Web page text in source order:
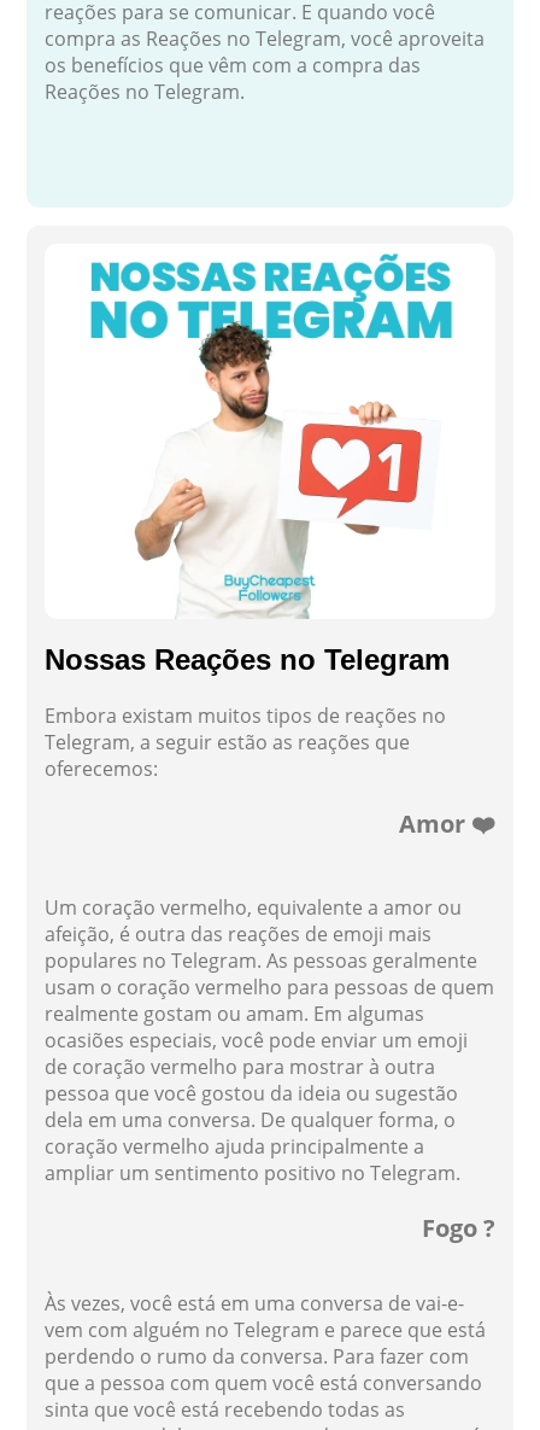
reações para se comunicar. E quando você
compra as Reações no Telegram, você aproveita
os benefícios que vêm com a compra das
Reações no Telegram.
Nossas Reações no Telegram
Embora existam muitos tipos de reações no
Telegram, a seguir estão as reações que
oferecemos:
Amor ❤️
Um coração vermelho, equivalente a amor ou
afeição, é outra das reações de emoji mais
populares no Telegram. As pessoas geralmente
usam o coração vermelho para pessoas de quem
realmente gostam ou amam. Em algumas
ocasiões especiais, você pode enviar um emoji
de coração vermelho para mostrar à outra
pessoa que você gostou da ideia ou sugestão
dela em uma conversa. De qualquer forma, o
coração vermelho ajuda principalmente a
ampliar um sentimento positivo no Telegram.
Fogo ?
Às vezes, você está em uma conversa de vai-e-
vem com alguém no Telegram e parece que está
perdendo o rumo da conversa. Para fazer com
que a pessoa com quem você está conversando
sinta que você está recebendo todas as